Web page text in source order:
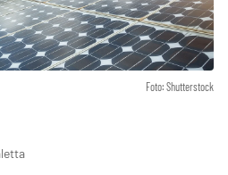
Foto: Shutterstock